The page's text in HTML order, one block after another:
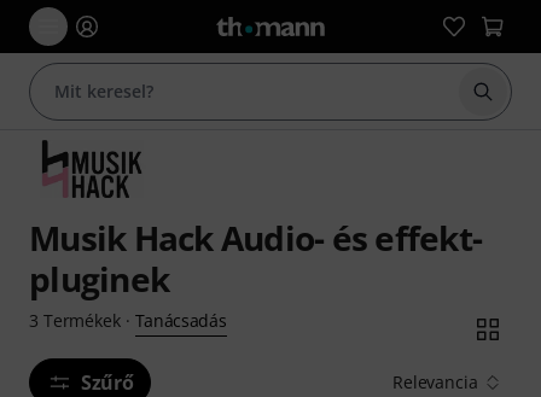
Musik Hack Audio- és effekt-
pluginek
3 Termékek· Tanácsadás
Szűrő Relevancia